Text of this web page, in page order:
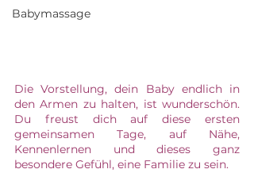
Babymassage
Die Vorstellung, dein Baby endlich in
den Armen zu halten, ist wunderschön.
Du freust dich auf diese ersten
gemeinsamen Tage, auf Nähe,
Kennenlernen und dieses ganz
besondere Gefühl, eine Familie zu sein.